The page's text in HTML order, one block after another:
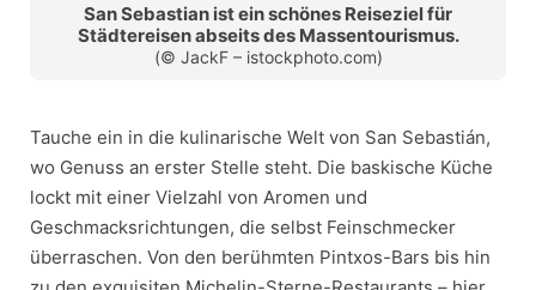
San Sebastian ist ein schönes Reiseziel für
Städtereisen abseits des Massentourismus.
(© JackF – istockphoto.com)
Tauche ein in die kulinarische Welt von San Sebastián,
wo Genuss an erster Stelle steht. Die baskische Küche
lockt mit einer Vielzahl von Aromen und
Geschmacksrichtungen, die selbst Feinschmecker
überraschen. Von den berühmten Pintxos-Bars bis hin